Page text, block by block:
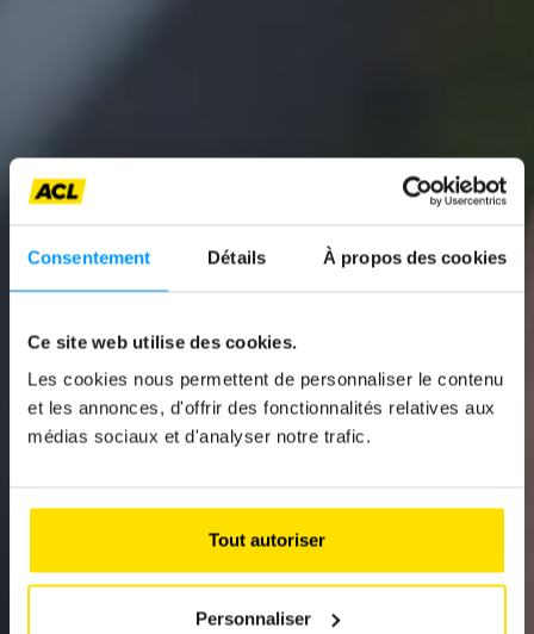
Consentement Détails À propos des cookies
Ce site web utilise des cookies.
Les cookies nous permettent de personnaliser le contenu
et les annonces, d'offrir des fonctionnalités relatives aux
médias sociaux et d'analyser notre trafic.
Tout autoriser
Personnaliser
News
DO YOU NEED A V16
DRIVE IN SPAIN?